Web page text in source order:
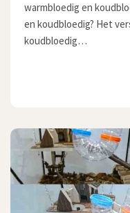
warmbloedig en
en koudbloedig? Het
koudbloedig…